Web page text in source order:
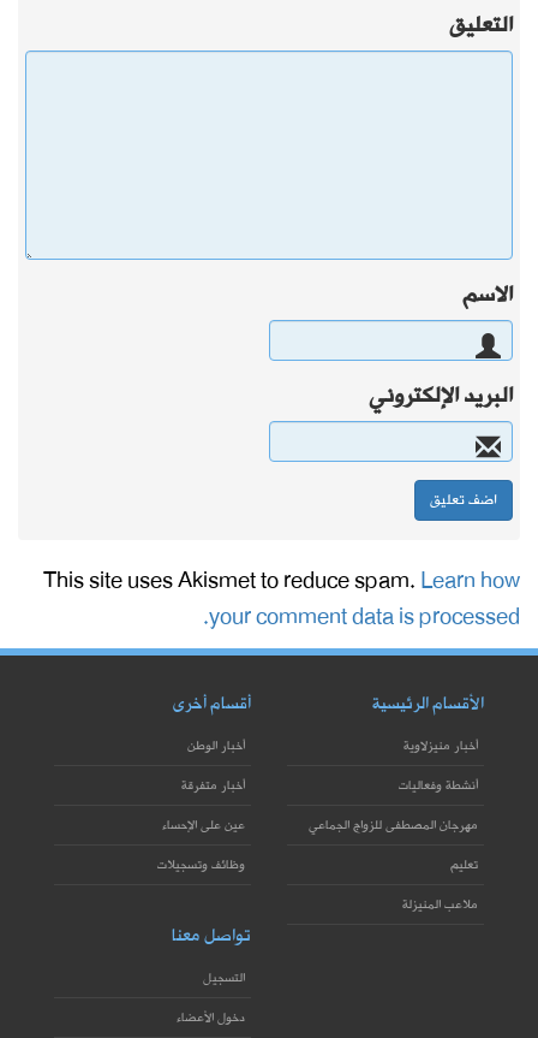
التعليق
الاسم
البريد الإلكتروني
This site uses Akismet to reduce spam.Learn how
your comment data is processed.
الأقسام الرئيسية
أخبار منيزلاوية
أنشطة وفعاليات
مهرجان المصطفى للزواج الجماعي
تعليم
ملاعب المنيزلة
أقسام أخرى
أخبار الوطن
أخبار متفرقة
عين على الإحساء
وظائف وتسجيلات
تواصل معنا
التسجيل
دخول الأعضاء